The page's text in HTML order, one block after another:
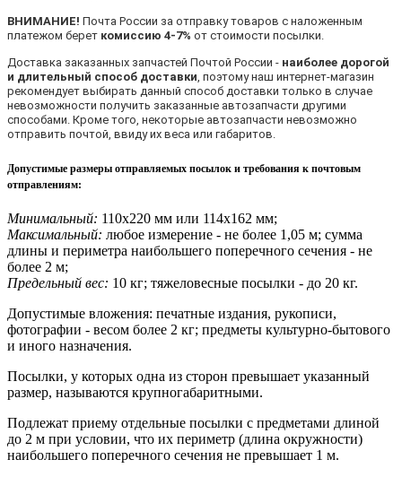
ВНИМАНИЕ! Почта России за отправку товаров с наложенным
платежом берет комиссию 4-7% от стоимости посылки.
Доставка заказанных запчастей Почтой России - наиболее дорогой
и длительный способ доставки , поэтому наш интернет-магазин
рекомендует выбирать данный способ доставки только в случае
невозможности получить заказанные автозапчасти другими
способами. Кроме того, некоторые автозапчасти невозможно
отправить почтой, ввиду их веса или габаритов.
Допустимые размеры отправляемых посылок и требования к почтовым
отправлениям:
Минимальный: 110х220 мм или 114х162 мм;
Максимальный: любое измерение - не более 1,05 м; сумма
длины и периметра наибольшего поперечного сечения - не
более 2 м;
Предельный вес: 10 кг; тяжеловесные посылки - до 20 кг.
Допустимые вложения: печатные издания, рукописи,
фотографии - весом более 2 кг; предметы культурно-бытового
и иного назначения.
Посылки, у которых одна из сторон превышает указанный
размер, называются крупногабаритными.
Подлежат приему отдельные посылки с предметами длиной
до 2 м при условии, что их периметр (длина окружности)
наибольшего поперечного сечения не превышает 1 м.